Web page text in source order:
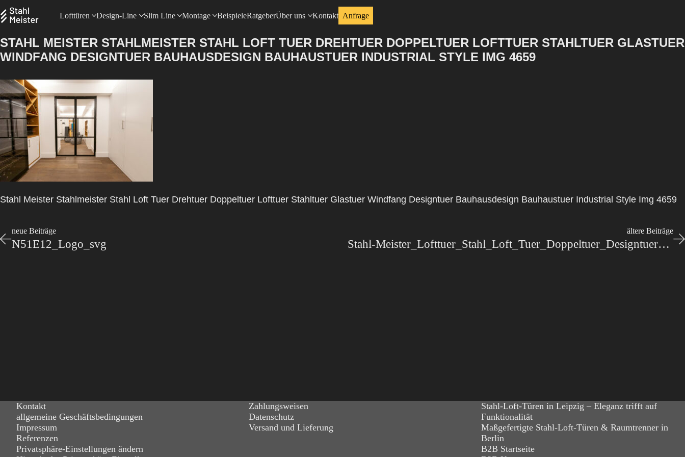
Lofttüren Design-Line Slim Line Montage BeispieleRatgeberÜber uns Kontakt Anfrage
STAHL MEISTER STAHLMEISTER STAHL LOFT TUER DREHTUER DOPPELTUER LOFTTUER STAHLTUER GLASTUER
WINDFANG DESIGNTUER BAUHAUSDESIGN BAUHAUSTUER INDUSTRIAL STYLE IMG 4659
Stahl Meister Stahlmeister Stahl Loft Tuer Drehtuer Doppeltuer Lofttuer Stahltuer Glastuer Windfang Designtuer Bauhausdesign Bauhaustuer Industrial Style Img 4659
Stahl-Meister_Lofttuer_Stahl_Loft_Tuer_Doppeltuer_Designtuer_Windfang_Wohnzimmer-slim-line_IMG_2451
ältere Beiträge
N51E12_Logo_svg
neue Beiträge
Kontakt
allgemeine Geschäftsbedingungen
Impressum
Referenzen
Privatsphäre-Einstellungen ändern
Zahlungsweisen
Datenschutz
Versand und Lieferung
Stahl-Loft-Türen in Leipzig – Eleganz trifft auf
Funktionalität
Maßgefertigte Stahl-Loft-Türen & Raumtrenner in
Berlin
B2B Startseite